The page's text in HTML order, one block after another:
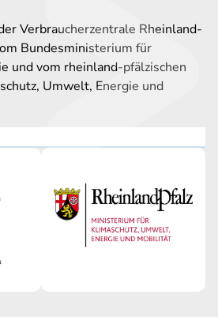
Verbraucherzentrale Rheinland-
Bundesministerium für
und vom rheinland-pfälzischen
Umwelt, Energie und